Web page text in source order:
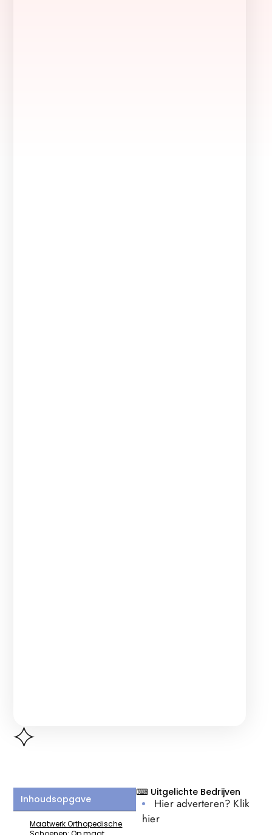
Inhoudsopgave
Maatwerk Orthopedische
⌨ Uitgelichte Bedrijven
Hier adverteren? Klik
hier